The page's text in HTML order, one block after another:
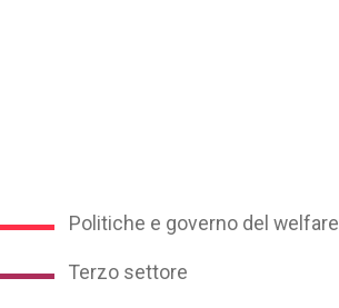
Politiche e governo del welfare
Terzo settore